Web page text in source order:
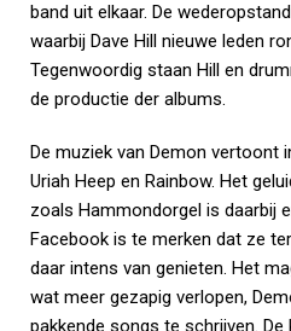
band uit elkaar. De
waarbij Dave Hill nieuwe leden
Tegenwoordig staan Hill en
de productie der albums.
De muziek van Demon vertoont
Uriah Heep en Rainbow. Het
zoals Hammondorgel is daarbij
Facebook is te merken dat ze
daar intens van genieten. Het
wat meer gezapig verlopen,
pakkende songs te schrijven.